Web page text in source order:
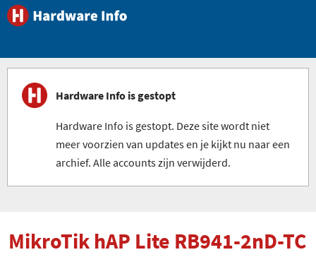
Hardware Info is gestopt
Hardware Info is gestopt. Deze site wordt niet
meer voorzien van updates en je kijkt nu naar een
archief. Alle accounts zijn verwijderd.
MikroTik hAP Lite RB941-2nD-TC